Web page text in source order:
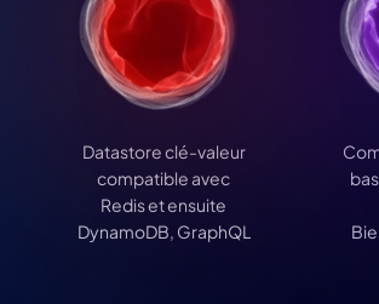
Datastore clé-valeur
compatible avec
Redis et ensuite
DynamoDB, GraphQL